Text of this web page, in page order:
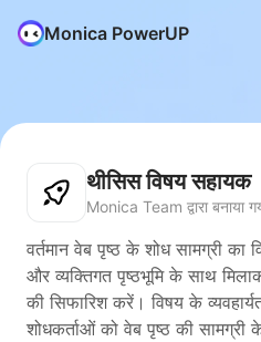
Monica PowerUP
थीसिस विषय सहायक
Monica Team द्वारा बनाया
वर्तमान वेब पृष्ठ के शोध सामग्री का
और व्यक्तिगत पृष्ठभूमि के साथ
की सिफारिश करें। विषय के
शोधकर्ताओं को वेब पृष्ठ की